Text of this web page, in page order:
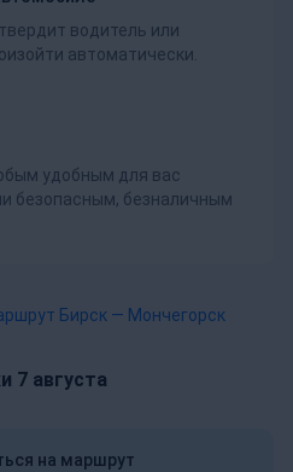
водитель или
автоматически.
удобным для вас
безопасным, безналичным
Бирск — Мончегорск
7 августа
на маршрут